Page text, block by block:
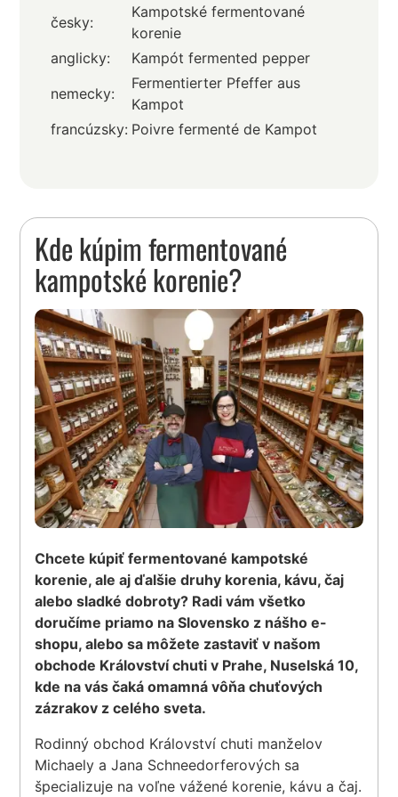
česky:
Kampotské fermentované
korenie
anglicky:
Kampót fermented pepper
nemecky:
Fermentierter Pfeffer aus
Kampot
francúzsky: Poivre fermenté de Kampot
Kde kúpim fermentované
kampotské korenie?
Chcete kúpiť fermentované kampotské
korenie, ale aj ďalšie druhy korenia, kávu, čaj
alebo sladké dobroty? Radi vám všetko
doručíme priamo na Slovensko z nášho e-
shopu, alebo sa môžete zastaviť v našom
obchode Království chuti v Prahe, Nuselská 10,
kde na vás čaká omamná vôňa chuťových
zázrakov z celého sveta.
Rodinný obchod Království chuti manželov
Michaely a Jana Schneedorferových sa
špecializuje na voľne vážené korenie, kávu a čaj.